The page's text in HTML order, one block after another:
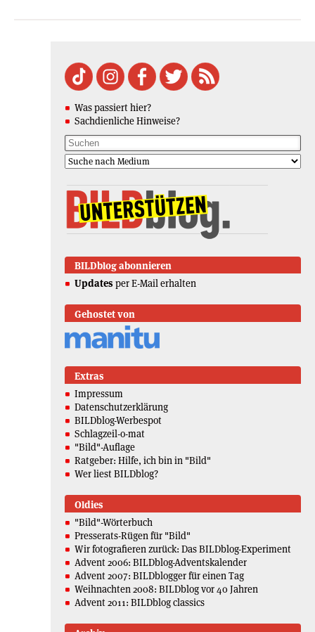
Was passiert hier?
Sachdienliche Hinweise?
BILDblog abonnieren
Updates per E-Mail erhalten
Gehostet von
Extras
Impressum
Datenschutzerklärung
BILDblog-Werbespot
Schlagzeil-o-mat
"Bild"-Auflage
Ratgeber: Hilfe, ich bin in "Bild"
Wer liest BILDblog?
Oldies
"Bild"-Wörterbuch
Presserats-Rügen für "Bild"
Wir fotografieren zurück: Das BILDblog-Experiment
Advent 2006: BILDblog-Adventskalender
Advent 2007: BILDblogger für einen Tag
Weihnachten 2008: BILDblog vor 40 Jahren
Advent 2011: BILDblog classics